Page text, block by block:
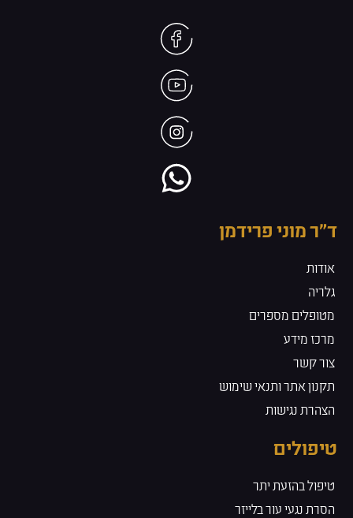
ד״ר מוני פרידמן
אודות
גלריה
מטופלים מספרים
מרכז מידע
צור קשר
תקנון אתר ותנאי שימוש
הצהרת נגישות
טיפולים
טיפול בהזעת יתר
הסרת נגעי עור בלייזר